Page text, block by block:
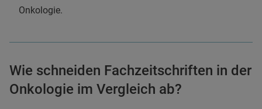
Onkologie.
Wie schneiden Fachzeitschriften in der
Onkologie im Vergleich ab?